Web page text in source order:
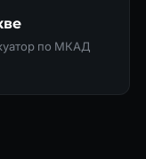
по МКАД